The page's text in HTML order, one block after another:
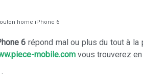
home iPhone 6
6 répond mal ou plus du tout à
mobile.com vous trouverez